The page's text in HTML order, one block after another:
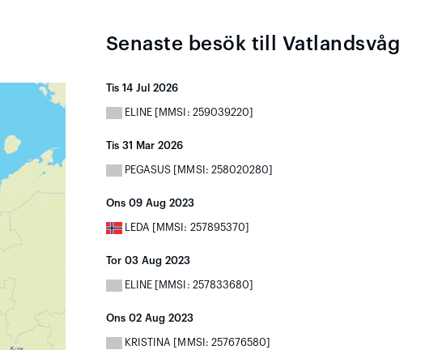
Senaste besök till Vatlandsvåg
Tis 14 Jul 2026
ELINE [MMSI: 259039220]
Tis 31 Mar 2026
PEGASUS [MMSI: 258020280]
Ons 09 Aug 2023
LEDA [MMSI: 257895370]
Tor 03 Aug 2023
ELINE [MMSI: 257833680]
Ons 02 Aug 2023
KRISTINA [MMSI: 257676580]